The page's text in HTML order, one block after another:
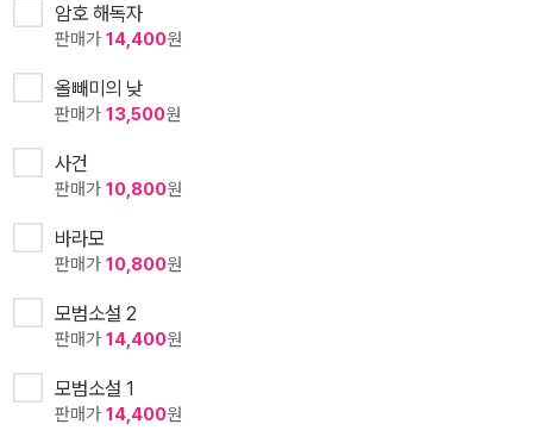
암호 해독자
판매가 14,400원
올빼미의 낮
판매가 13,500원
사건
판매가 10,800원
바라모
판매가 10,800원
모범소설 2
판매가 14,400원
모범소설 1
판매가 14,400원